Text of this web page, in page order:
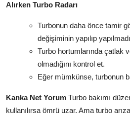
Alırken Turbo Radarı
Turbonun daha önce tamir
değişiminin yapılıp
Turbo hortumlarında çatlak
olmadığını kontrol et.
Eğer mümkünse, turbonun
Kanka Net Yorum Turbo bakımı
kullanılırsa ömrü uzar. Ama turbo